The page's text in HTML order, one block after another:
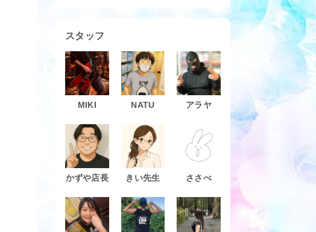
スタッフ
MIKI NATU アラヤ
かずや店長 きい先生 ささべ